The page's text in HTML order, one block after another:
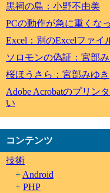
黒祠の島：小野不由美
PCの動作が急に重くな
Excel：別のExcelファ
ソロモンの偽証：宮部み
桜ほうさら：宮部みゆき
Adobe Acrobatのプリン
い
コンテンツ
技術
Android
PHP